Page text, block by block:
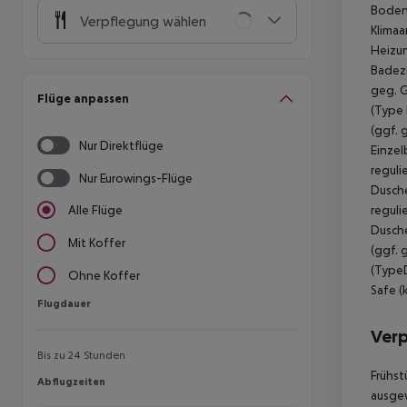
Verpflegung wählen
Flüge anpassen
Nur Direktflüge
Nur Eurowings-Flüge
Alle Flüge
Mit Koffer
Ohne Koffer
Flugdauer
Flugdauer
Bis zu 24 Stunden
Abflugzeiten
Abflugzeiten
geg.
(Type
(ggf.
(ggf.
Safe